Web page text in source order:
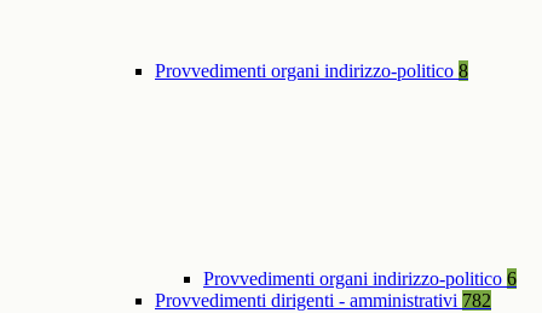
Provvedimenti organi indirizzo-politico 8
Provvedimenti organi indirizzo-politico 6
Provvedimenti dirigenti - amministrativi 782